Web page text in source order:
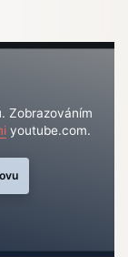
Zobrazováním
youtube.com.